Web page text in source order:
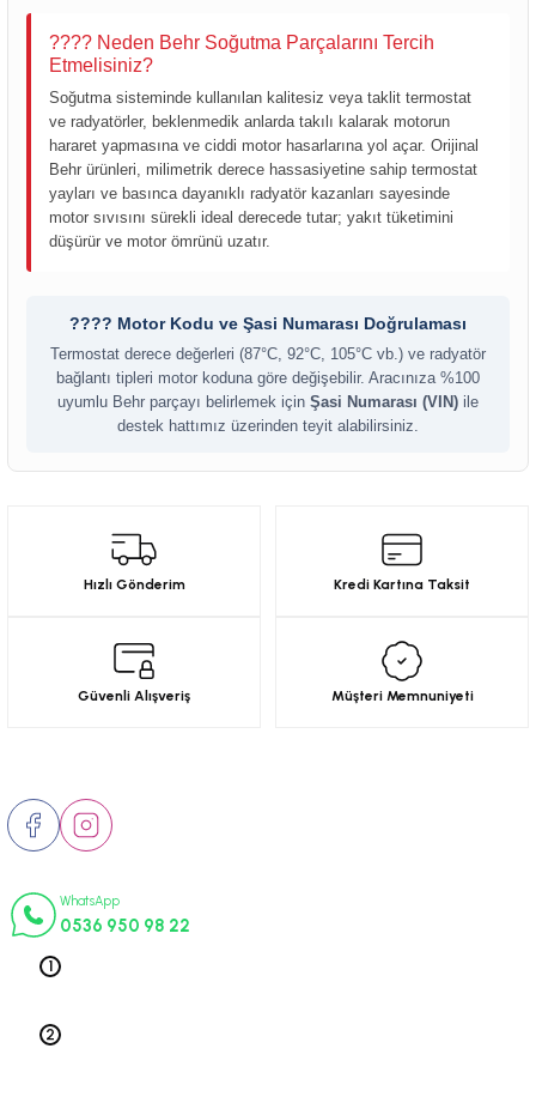
???? Neden Behr Soğutma Parçalarını Tercih
Etmelisiniz?
Soğutma sisteminde kullanılan kalitesiz veya taklit termostat
ve radyatörler, beklenmedik anlarda takılı kalarak motorun
hararet yapmasına ve ciddi motor hasarlarına yol açar. Orijinal
Behr ürünleri, milimetrik derece hassasiyetine sahip termostat
yayları ve basınca dayanıklı radyatör kazanları sayesinde
motor sıvısını sürekli ideal derecede tutar; yakıt tüketimini
düşürür ve motor ömrünü uzatır.
???? Motor Kodu ve Şasi Numarası Doğrulaması
Termostat derece değerleri (87°C, 92°C, 105°C vb.) ve radyatör
bağlantı tipleri motor koduna göre değişebilir. Aracınıza %100
uyumlu Behr parçayı belirlemek için Şasi Numarası (VIN) ile
destek hattımız üzerinden teyit alabilirsiniz.
Hızlı Gönderim Kredi Kartına Taksit
Güvenli Alışveriş Müşteri Memnuniyeti
WhatsApp
0536 950 98 22